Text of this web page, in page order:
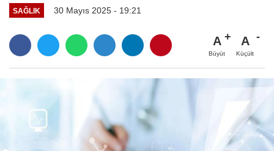
SAĞLIK 30 Mayıs 2025 - 19:21
A
Büyüt
A
Küçült